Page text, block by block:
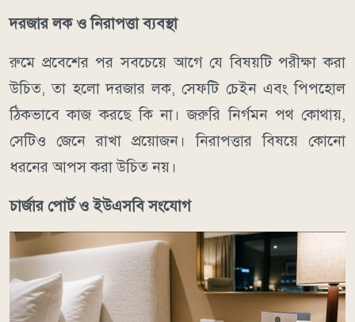
দরজার লক ও নিরাপত্তা ব্যবস্থা
রুমে প্রবেশের পর সবচেয়ে আগে যে বিষয়টি পরীক্ষা করা
উচিত, তা হলো দরজার লক, সেফটি চেইন এবং পিপহোল
ঠিকভাবে কাজ করছে কি না। জরুরি নির্গমন পথ কোথায়,
সেটিও জেনে রাখা প্রয়োজন। নিরাপত্তার বিষয়ে কোনো
ধরনের আপস করা উচিত নয়।
চার্জার পোর্ট ও ইউএসবি সংযোগ